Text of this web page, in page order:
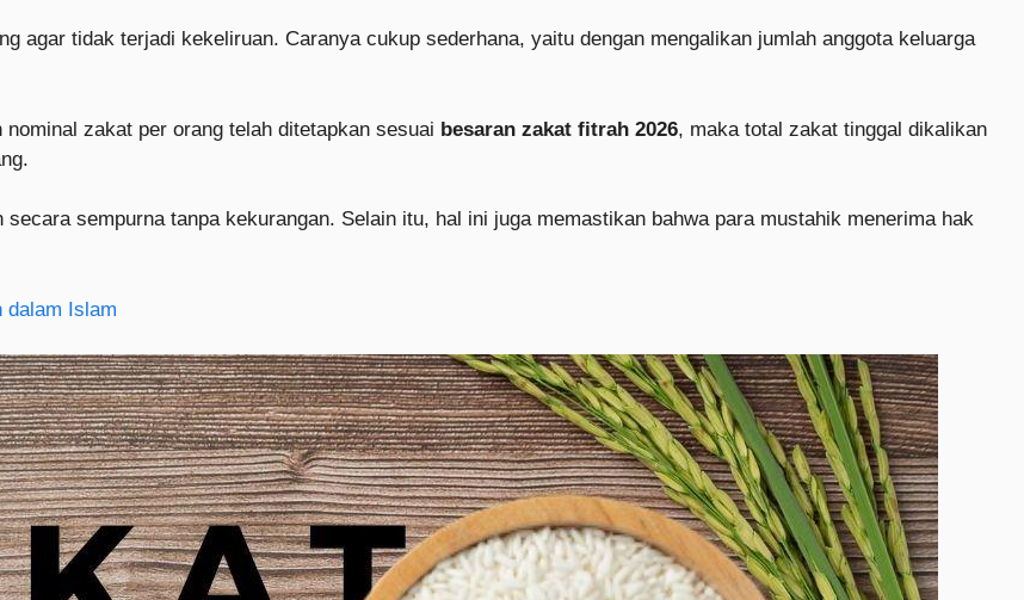
agar tidak terjadi kekeliruan. Caranya cukup sederhana, yaitu dengan mengalikan jumlah anggota keluarga
zakat per orang telah ditetapkan sesuai besaran zakat fitrah 2026, maka total zakat tinggal dikalikan
sempurna tanpa kekurangan. Selain itu, hal ini juga memastikan bahwa para mustahik menerima hak
dalam Islam